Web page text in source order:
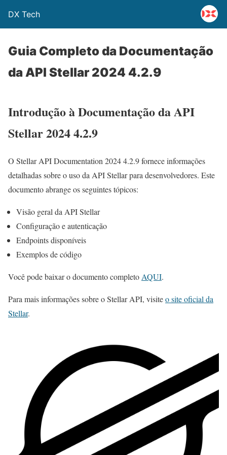
DX Tech
Guia Completo da Documentação
da API Stellar 2024 4.2.9
Introdução à Documentação da API
Stellar 2024 4.2.9
O Stellar API Documentation 2024 4.2.9 fornece informações
detalhadas sobre o uso da API Stellar para desenvolvedores. Este
documento abrange os seguintes tópicos:
Visão geral da API Stellar
Configuração e autenticação
Endpoints disponíveis
Exemplos de código
Você pode baixar o documento completo AQUI.
Para mais informações sobre o Stellar API, visiteo site oficial da
Stellar.